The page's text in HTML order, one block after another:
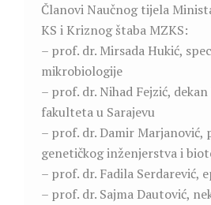
Članovi Naučnog tijela
KS i Kriznog štaba MZKS:
– prof. dr. Mirsada Hukić,
mikrobiologije
– prof. dr. Nihad Fejzić,
fakulteta u Sarajevu
– prof. dr. Damir Marjanović,
genetičkog inženjerstva i
– prof. dr. Fadila Serdarević,
– prof. dr. Sajma Dautović,